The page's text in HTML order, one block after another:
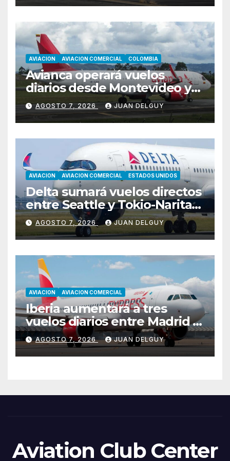
AVIACION AVIACION COMERCIAL COLOMBIA
Avianca operará vuelos
diarios desde Montevideo y
Asunción hacia Bogotá
AGOSTO 7, 2026 JUAN DELGUY
AVIACION AVIACION COMERCIAL ESTADOS UNIDOS
Delta sumará vuelos directos
entre Seattle y Tokio-Narita
desde marzo de 2027
AGOSTO 7, 2026 JUAN DELGUY
AVIACION AVIACION COMERCIAL
Iberia aumentará a tres
vuelos diarios entre Madrid y
Menorca durante el invierno
AGOSTO 7, 2026 JUAN DELGUY
Aviation Club Center